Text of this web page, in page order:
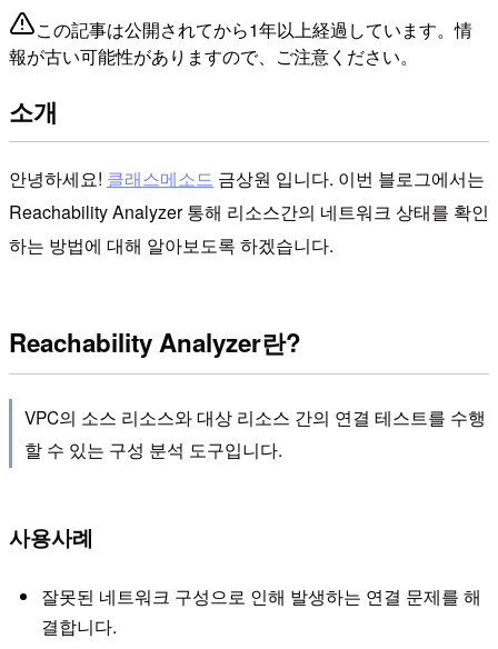
この記事は公開されてから1年以上経過しています。情
報が古い可能性がありますので、ご注意ください。
소개
안녕하세요! 클래스메소드 금상원 입니다. 이번 블로그에서는
Reachability Analyzer 통해 리소스간의 네트워크 상태를 확인
하는 방법에 대해 알아보도록 하겠습니다.
Reachability Analyzer란?
VPC의 소스 리소스와 대상 리소스 간의 연결 테스트를 수행
할 수 있는 구성 분석 도구입니다.
사용사례
잘못된 네트워크 구성으로 인해 발생하는 연결 문제를 해
결합니다.